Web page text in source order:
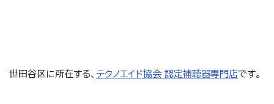
世田谷区に所在する、 テクノエイド協会 認定補聴器専門店です。